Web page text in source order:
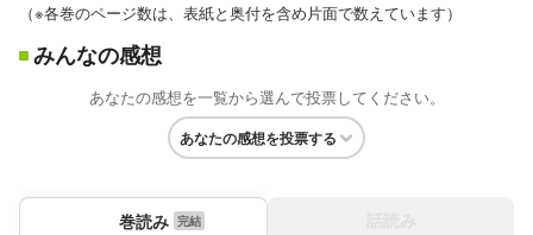
（※各巻のページ数は、表紙と奥付を含め片面で数えています）
みんなの感想
あなたの感想を一覧から選んで投票してください。
あなたの感想を投票する
巻読み